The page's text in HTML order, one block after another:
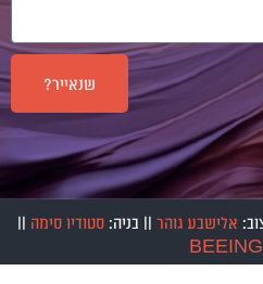
שנאייר?
אלישבע גוהר || בניה:סטודיו סימה ||
BEEING